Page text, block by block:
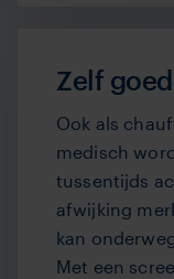
Zelf
Ook als
medisch
tussentijds
afwijking
kan
Met een